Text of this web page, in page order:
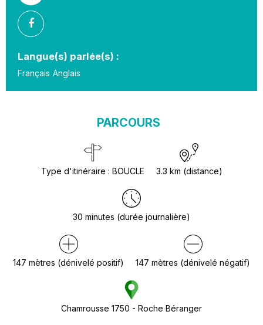
Langue(s) parlée(s) :
Français Anglais
PARCOURS
Type d'itinéraire : BOUCLE 3.3 km (distance)
30 minutes (durée journalière)
147 mètres (dénivelé positif) 147 mètres (dénivelé négatif)
Chamrousse 1750 - Roche Béranger